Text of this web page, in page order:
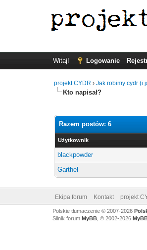
Witaj! Logowanie
projekt CYDR ›Jak robimy cydr (i
Kto napisał?
Razem postów: 6
Użytkownik
blackpowder
Garthel
Ekipa forum Kontakt projekt
Polskie tłumaczenie © 2007-2026
Silnik forum MyBB, © 2002-2026